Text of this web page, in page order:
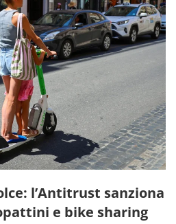
l’Antitrust sanziona
e bike sharing